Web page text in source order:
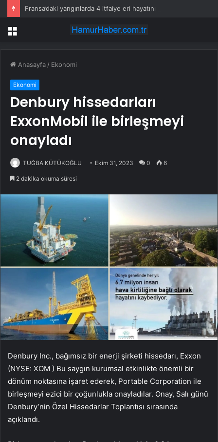
Fransa’daki yangınlarda 4 itfaiye eri hayatını kaybetti
Menü
Anasayfa / Ekonomi
Ekonomi
Denbury hissedarları
ExxonMobil ile birleşmeyi
onayladı
TUĞBA KÜTÜKOĞLU Ekim 31, 2023 0 6
2 dakika okuma süresi
Denbury Inc., bağımsız bir enerji şirketi hissedarı, Exxon
(NYSE: XOM ) Bu saygın kurumsal etkinlikte önemli bir
dönüm noktasına işaret ederek, Portable Corporation ile
birleşmeyi ezici bir çoğunlukla onayladılar. Onay, Salı günü
Denbury’nin Özel Hissedarlar Toplantısı sırasında
açıklandı.